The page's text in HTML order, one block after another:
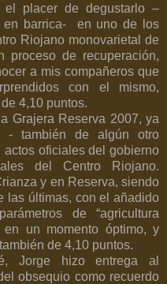
el placer de degustarlo –
en barrica-
en uno de los
Riojano monovarietal de
proceso de recuperación,
a mis compañeros que
con el mismo,
4,10 puntos.
Grajera Reserva 2007, ya
- también de algún otro
oficiales del gobierno
del Centro Riojano.
y en Reserva, siendo
las últimas, con el añadido
de “agricultura
en un momento óptimo, y
de 4,10 puntos.
Jorge hizo entrega al
obsequio como recuerdo